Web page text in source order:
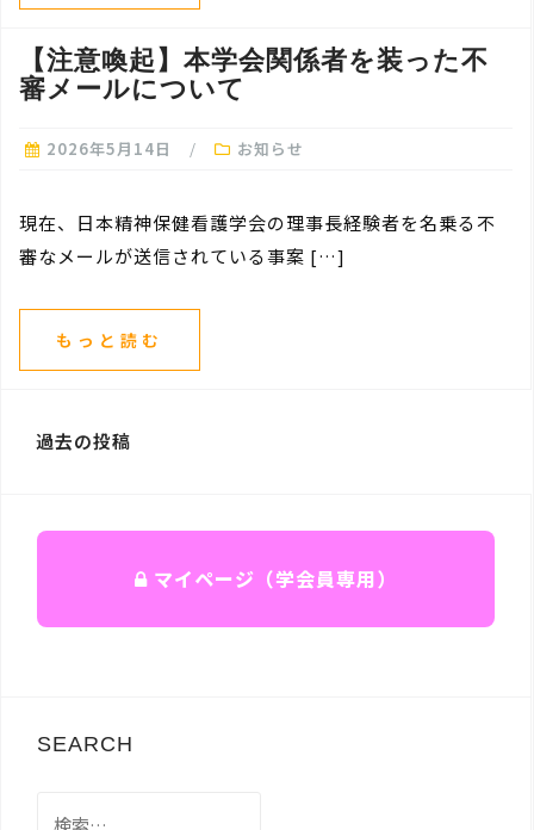
【注意喚起】本学会関係者を装った不
審メールについて
2026年5月14日 お知らせ
現在、日本精神保健看護学会の理事長経験者を名乗る不
審なメールが送信されている事案 […]
もっと読む
投
ビ
過去の投稿
マイページ（学会員専用）
SEARCH